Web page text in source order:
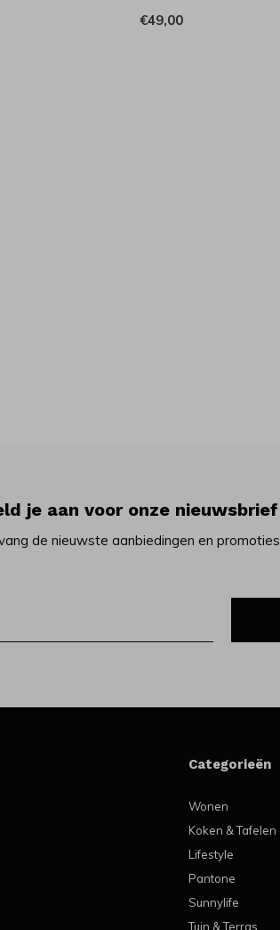
€49,00
je aan voor onze nieuwsbrief
de nieuwste aanbiedingen en promoties
Categorieën
Wonen
Koken & Tafelen
Lifestyle
Pantone
Sunnylife
Tuin & Terras